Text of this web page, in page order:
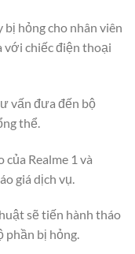
bị hỏng cho nhân viên
với chiếc điện thoại
vấn đưa đến bộ
thể.
Realme 1 và
giá dịch vụ.
sẽ tiến hành tháo
phần bị hỏng.